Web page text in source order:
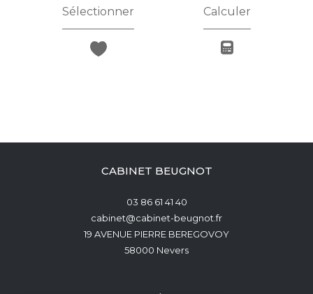
Sélectionner Calculer
CABINET BEUGNOT
03 86 61 41 40
cabinet@cabinet-beugnot.fr
19 AVENUE PIERRE BEREGOVOY
58000
Nevers